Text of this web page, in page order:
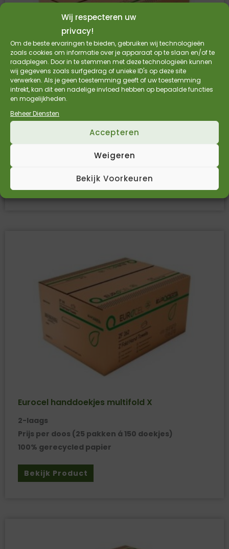
Wij respecteren uw
privacy!
Om de beste ervaringen te bieden, gebruiken wij technologieën
zoals cookies om informatie over je apparaat op te slaan en/of te
raadplegen. Door in te stemmen met deze technologieën kunnen
wij gegevens zoals surfgedrag of unieke ID's op deze site
verwerken. Als je geen toestemming geeft of uw toestemming
intrekt, kan dit een nadelige invloed hebben op bepaalde functies
en mogelijkheden.
Beheer Diensten
Accepteren
Weigeren
Bekijk Voorkeuren
Eurocel toiletpapier bulkpack
100% gerecycled papier
Eurocel handdoekjes multifold X
2-laags
Prijs per doos (25 pakken á 150 doekjes)
100% gerecycled papier
Bekijk Product